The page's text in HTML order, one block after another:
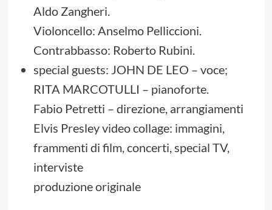
Aldo Zangheri.
Violoncello: Anselmo Pelliccioni.
Contrabbasso: Roberto Rubini.
special guests: JOHN DE LEO – voce;
RITA MARCOTULLI – pianoforte.
Fabio Petretti – direzione, arrangiamenti
Elvis Presley video collage: immagini,
frammenti di film, concerti, special TV,
interviste
produzione originale